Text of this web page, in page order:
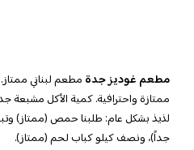
مطعم غوديز جدة مطعم لبناني
ممتازة واحترافية. كمية الأكل مشبعة
لذيذ بشكل عام: طلبنا حمص (ممتاز)
جداً)، ونصف كيلو كباب لحم (ممتاز).